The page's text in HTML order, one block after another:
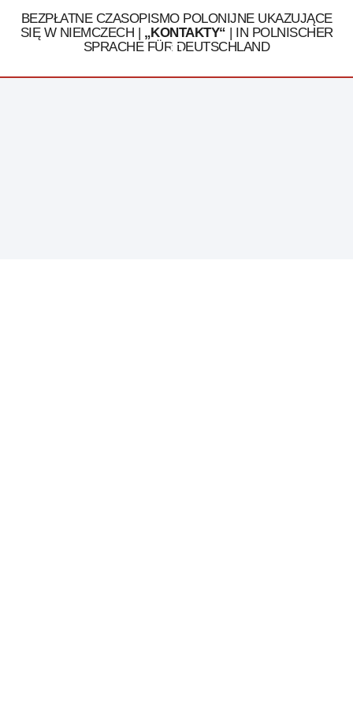
BEZPŁATNE CZASOPISMO POLONIJNE UKAZUJĄCE
SIĘ W NIEMCZECH | „KONTAKTY“ | IN POLNISCHER
SPRACHE FÜR DEUTSCHLAND
Tel. 030 / 324 16 32